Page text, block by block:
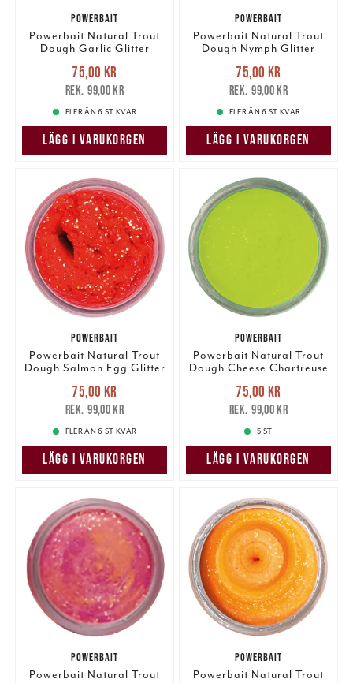
POWERBAIT
Powerbait Natural Trout
Dough Garlic Glitter
Nuvarande pris
75,00 krTidigare pris
99,00 kr
75,00 kr
99,00 kr
FLER ÄN 6 ST KVAR
LÄGG I VARUKORGEN
POWERBAIT
Powerbait Natural Trout
Dough Nymph Glitter
Nuvarande pris
75,00 krTidigare pris
99,00 kr
75,00 kr
99,00 kr
FLER ÄN 6 ST KVAR
LÄGG I VARUKORGEN
POWERBAIT
Powerbait Natural Trout
Dough Salmon Egg Glitter
Nuvarande pris
75,00 krTidigare pris
99,00 kr
75,00 kr
99,00 kr
FLER ÄN 6 ST KVAR
LÄGG I VARUKORGEN
POWERBAIT
Powerbait Natural Trout
Dough Cheese Chartreuse
Nuvarande pris
75,00 krTidigare pris
99,00 kr
75,00 kr
99,00 kr
5 ST
LÄGG I VARUKORGEN
POWERBAIT
Powerbait Natural Trout
POWERBAIT
Powerbait Natural Trout